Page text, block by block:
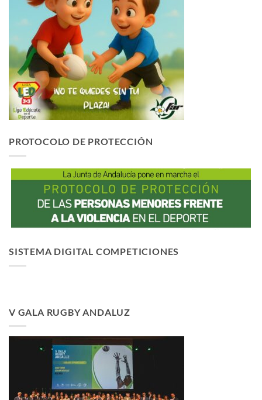
PROTOCOLO DE PROTECCIÓN
SISTEMA DIGITAL COMPETICIONES
V GALA RUGBY ANDALUZ